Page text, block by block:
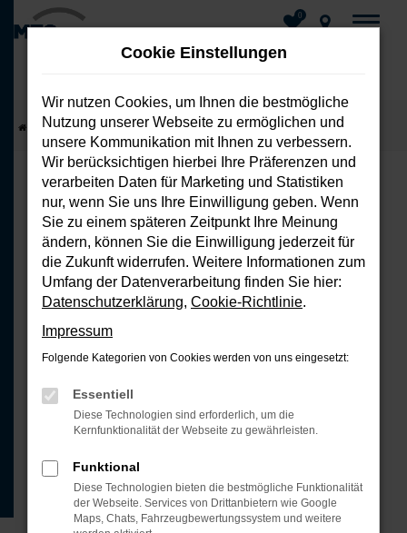
Zum
Hauptinhalt
springen
0
Startseite Fahrzeuge Fahrzeug-Showroom
FEHLER: NETWORK ERROR
Beim Laden ist ein Fehler aufgetreten.
Hier sind ein paar Tipps, die dir helfen
können:
Überprüfe deine Firewall und
deine Internetverbindung.
Laden andere Webseiten, zum
Beispiel deine Suchmaschine?
Browsererweiterungen.
Manche Erweiterungen, wie
Werbeblocker, können das Laden
Cookie Einstellungen
Wir nutzen Cookies, um Ihnen die bestmögliche
Nutzung unserer Webseite zu ermöglichen und
unsere Kommunikation mit Ihnen zu verbessern.
Wir berücksichtigen hierbei Ihre Präferenzen und
verarbeiten Daten für Marketing und Statistiken
nur, wenn Sie uns Ihre Einwilligung geben. Wenn
Sie zu einem späteren Zeitpunkt Ihre Meinung
ändern, können Sie die Einwilligung jederzeit für
die Zukunft widerrufen. Weitere Informationen zum
Umfang der Datenverarbeitung finden Sie hier:
Datenschutzerklärung, Cookie-Richtlinie.
Impressum
Folgende Kategorien von Cookies werden von uns eingesetzt:
Essentiell
Diese Technologien sind erforderlich, um die
Kernfunktionalität der Webseite zu gewährleisten.
Funktional
Diese Technologien bieten die bestmögliche Funktionalität
der Webseite. Services von Drittanbietern wie Google
Maps, Chats, Fahrzeugbewertungssystem und weitere